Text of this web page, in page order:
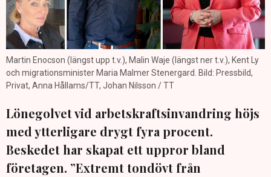
Martin Enocson (längst upp t.v.), Malin Waje (längst ner t.v.), Kent Ly
och migrationsminister Maria Malmer Stenergard. Bild: Pressbild,
Privat, Anna Hållams/TT, Johan Nilsson / TT
Lönegolvet vid arbetskraftsinvandring höjs
med ytterligare drygt fyra procent.
Beskedet har skapat ett uppror bland
företagen. ”Extremt tondövt från